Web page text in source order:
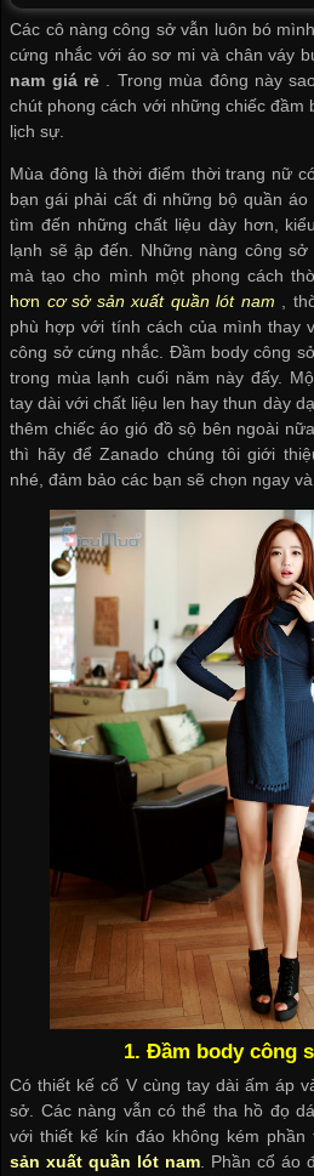
Các cô nàng công sở vẫn luôn bó
cứng nhắc với áo sơ mi và chân váy
nam giá rẻ . Trong mùa đông này
chút phong cách với những chiếc đầm
lịch sự.
Mùa đông là thời điểm thời trang nữ
bạn gái phải cất đi những bộ quần
tìm đến những chất liệu dày hơn,
lạnh sẽ ập đến. Những nàng công
mà tạo cho mình một phong cách
hơn cơ sở sản xuất quần lót nam ,
phù hợp với tính cách của mình thay
công sở cứng nhắc. Đầm body công
trong mùa lạnh cuối năm này đấy.
tay dài với chất liệu len hay thun dày
thêm chiếc áo gió đồ sộ bên ngoài
thì hãy để Zanado chúng tôi giới
nhé, đảm bảo các bạn sẽ chọn ngay và
1. Đầm body công
Có thiết kế cổ V cùng tay dài ấm áp
sở. Các nàng vẫn có thể tha hồ đọ
với thiết kế kín đáo không kém phần
sản xuất quần lót nam . Phần cổ áo